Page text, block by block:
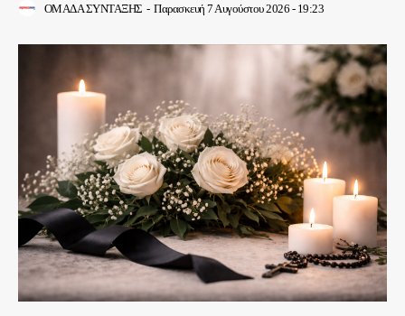
ΟΜΑΔΑ ΣΥΝΤΑΞΗΣ - Παρασκευή 7 Αυγούστου 2026 - 19:23